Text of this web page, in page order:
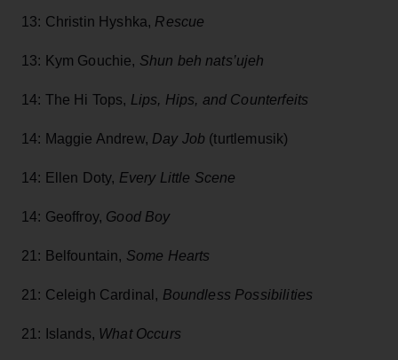
13: Christin Hyshka, Rescue
13: Kym Gouchie, Shun beh nats’ujeh
14: The Hi Tops, Lips, Hips, and Counterfeits
14: Maggie Andrew, Day Job (turtlemusik)
14: Ellen Doty, Every Little Scene
14: Geoffroy, Good Boy
21: Belfountain, Some Hearts
21: Celeigh Cardinal, Boundless Possibilities
21: Islands, What Occurs